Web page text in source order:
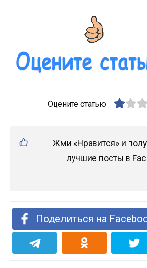
Оцените статью
Жми «Нравится» и
лучшие посты в
Поделиться на